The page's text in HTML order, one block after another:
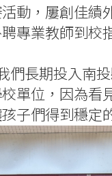
動，屢創佳績
專業教師到校
們長期投入南
單位，因為看
子們得到穩定